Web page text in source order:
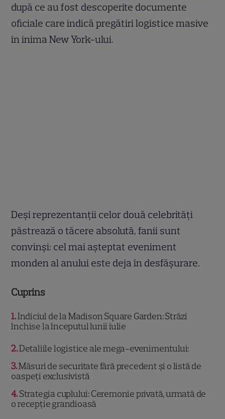
după ce au fost descoperite documente
oficiale care indică pregătiri logistice masive
în inima New York-ului.
Deși reprezentanții celor două celebrități
păstrează o tăcere absolută, fanii sunt
convinși: cel mai așteptat eveniment
monden al anului este deja în desfășurare.
Cuprins
1 Indiciul de la Madison Square Garden: Străzi
închise la începutul lunii iulie
2 Detaliile logistice ale mega-evenimentului:
3 Măsuri de securitate fără precedent și o listă de
oaspeți exclusivistă
4 Strategia cuplului: Ceremonie privată, urmată de
o recepție grandioasă